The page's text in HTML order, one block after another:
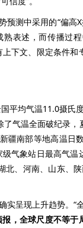
测中采用的“偏高X
表述，而传播过
上下文、限定条件
均气温11.0摄氏
气温全面破纪录，
疆南部等地高温日
气象站日最高气温
北、河南、山东、
呈现上升趋势。“
，全球尺度不等于